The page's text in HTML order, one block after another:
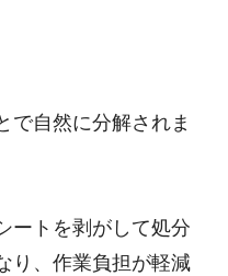
で自然に分解されま
ートを剥がして処分
り、作業負担が軽減